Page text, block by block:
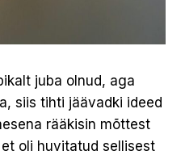
juba olnud, aga
siis tihti jäävadki ideed
rääkisin mõttest
oli huvitatud sellisest